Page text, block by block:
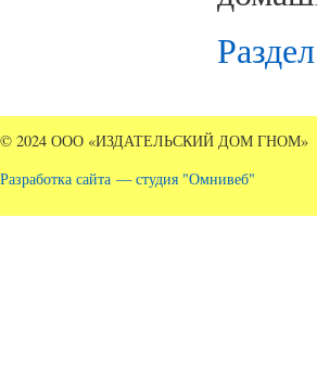
© 2024 ООО «ИЗДАТЕЛЬСКИЙ ДОМ ГНОМ»
Разработка сайта — студия "Омнивеб"